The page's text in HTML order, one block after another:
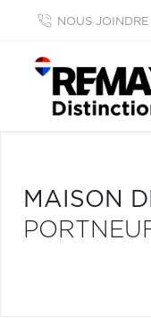
NOUS JOINDRE
MAISON